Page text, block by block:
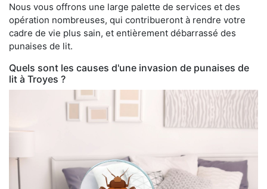
Nous vous offrons une large palette de services et des
opération nombreuses, qui contribueront à rendre votre
cadre de vie plus sain, et entièrement débarrassé des
punaises de lit.
Quels sont les causes d'une invasion de punaises de
lit à Troyes ?